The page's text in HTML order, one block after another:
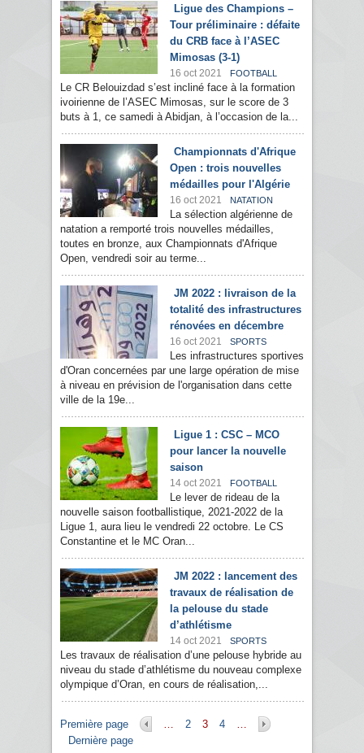
Ligue des Champions –
Tour préliminaire : défaite
du CRB face à l’ASEC
Mimosas (3-1)
16 oct 2021 FOOTBALL
Le CR Belouizdad s’est incliné face à la formation
ivoirienne de l’ASEC Mimosas, sur le score de 3
buts à 1, ce samedi à Abidjan, à l’occasion de la...
Championnats d'Afrique
Open : trois nouvelles
médailles pour l'Algérie
16 oct 2021 NATATION
La sélection algérienne de
natation a remporté trois nouvelles médailles,
toutes en bronze, aux Championnats d'Afrique
Open, vendredi soir au terme...
JM 2022 : livraison de la
totalité des infrastructures
rénovées en décembre
16 oct 2021 SPORTS
Les infrastructures sportives
d'Oran concernées par une large opération de mise
à niveau en prévision de l'organisation dans cette
ville de la 19e...
Ligue 1 : CSC – MCO
pour lancer la nouvelle
saison
14 oct 2021 FOOTBALL
Le lever de rideau de la
nouvelle saison footballistique, 2021-2022 de la
Ligue 1, aura lieu le vendredi 22 octobre. Le CS
Constantine et le MC Oran...
JM 2022 : lancement des
travaux de réalisation de
la pelouse du stade
d’athlétisme
14 oct 2021 SPORTS
Les travaux de réalisation d’une pelouse hybride au
niveau du stade d’athlétisme du nouveau complexe
olympique d’Oran, en cours de réalisation,...
Pages
Première page … 2 3 4
…
Dernière page